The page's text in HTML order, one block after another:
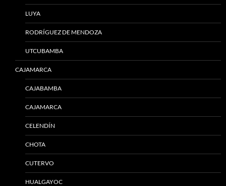
LUYA
RODRÍGUEZ DE MENDOZA
UTCUBAMBA
CAJAMARCA
CAJABAMBA
CAJAMARCA
CELENDÍN
CHOTA
CUTERVO
HUALGAYOC